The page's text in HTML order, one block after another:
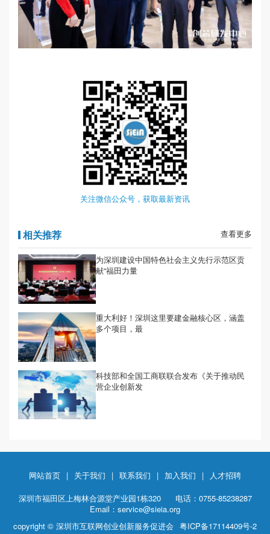
关注微信公众号，获取最新资讯
相关推荐 查看更多
为深圳建设中国特色社会主义先行示范区贡
献“福田力量
重大利好！深圳这里要建金融核心区，涵盖
多个项目，最
科技部和全国工商联联合发布《关于推动民
营企业创新发
网站首页 | 关于我们 | 联系我们 | 加入我们 |
人才招聘
深圳市福田区上梅林合源堂产业园1栋320
电话：0755-85238287
Email：service@sieia.org
copyright © 深圳市互联网创业创新服务促进会 粤ICP备17114409号-2